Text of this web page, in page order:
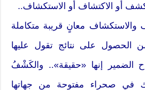
أو الاكتشاف أو الاستكشاف..
والاستكشاف معانٍ قريبة متكاملة
الحصول على نتائج تقول عليها
الضمير إنها «حقيقة».. والكَشْفُ
في صحراء مفتوحة من جهاتها